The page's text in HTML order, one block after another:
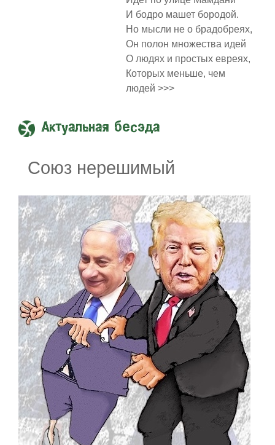
И бодро машет бородой.
Но мысли не о брадобреях,
Он полон множества идей
О людях и простых евреях,
Которых меньше, чем
людей >>>
Актуальная бесэда
Союз нерешимый